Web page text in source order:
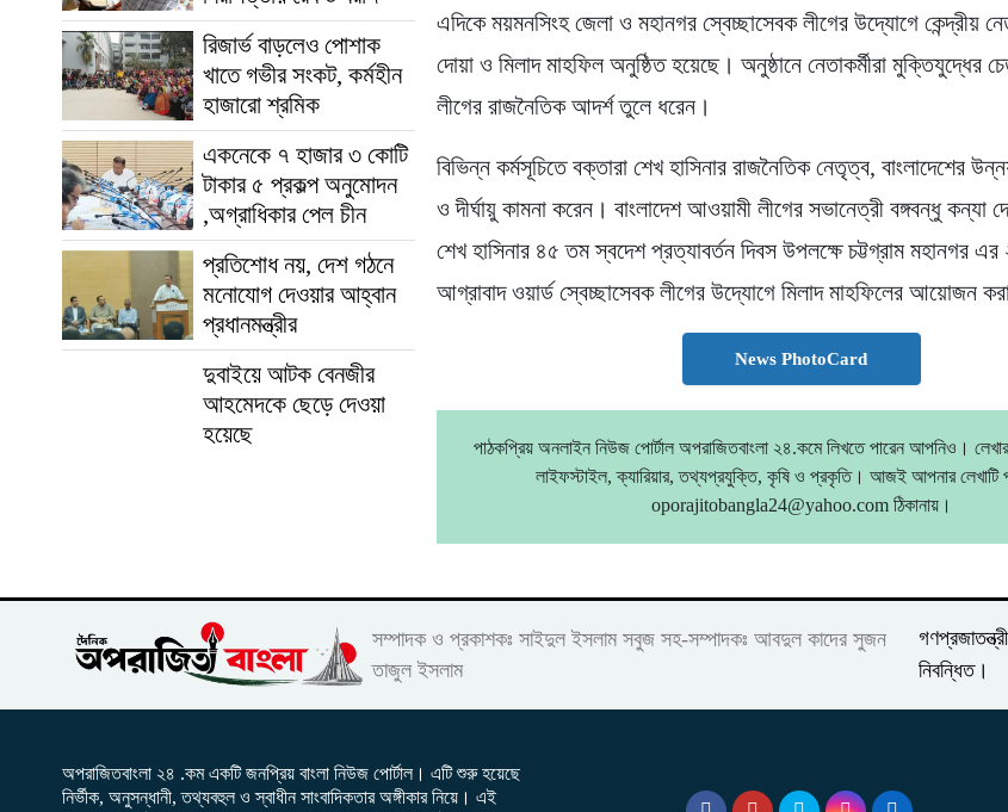
রিজার্ভ বাড়লেও পোশাক
খাতে গভীর সংকট, কর্মহীন
হাজারো শ্রমিক
একনেকে ৭ হাজার ৩ কোটি
টাকার ৫ প্রকল্প অনুমোদন
,অগ্রাধিকার পেল চীন
প্রতিশোধ নয়, দেশ গঠনে
মনোযোগ দেওয়ার আহ্বান
প্রধানমন্ত্রীর
দুবাইয়ে আটক বেনজীর
আহমেদকে ছেড়ে দেওয়া
হয়েছে
এদিকে ময়মনসিংহ জেলা ও মহানগর স্বেচ্ছাসেবক লীগের উদ্যোগে কেন্দ্রীয়
দোয়া ও মিলাদ মাহফিল অনুষ্ঠিত হয়েছে। অনুষ্ঠানে নেতাকর্মীরা মুক্তিযুদ্ধের
লীগের রাজনৈতিক আদর্শ তুলে ধরেন।
বিভিন্ন কর্মসূচিতে বক্তারা শেখ হাসিনার রাজনৈতিক নেতৃত্ব, বাংলাদেশের
ও দীর্ঘায়ু কামনা করেন। বাংলাদেশ আওয়ামী লীগের সভানেত্রী বঙ্গবন্ধু কন্যা
শেখ হাসিনার ৪৫ তম স্বদেশ প্রত্যাবর্তন দিবস উপলক্ষে চট্টগ্রাম মহানগর
আগ্রাবাদ ওয়ার্ড স্বেচ্ছাসেবক লীগের উদ্যোগে মিলাদ মাহফিলের আয়োজন
News PhotoCard
পাঠকপ্রিয় অনলাইন নিউজ পোর্টাল অপরাজিতবাংলা ২৪.কমে লিখতে পারেন আপনিও।
লাইফস্টাইল, ক্যারিয়ার, তথ্যপ্রযুক্তি, কৃষি ও প্রকৃতি। আজই আপনার লেখাটি
oporajitobangla24@yahoo.com ঠিকানায়।
সম্পাদক ও প্রকাশকঃ সাইদুল ইসলাম সবুজ সহ-সম্পাদকঃ আবদুল কাদের সুজন
তাজুল ইসলাম
নিবন্ধিত।
অপরাজিতবাংলা ২৪ .কম একটি জনপ্রিয় বাংলা নিউজ পোর্টাল। এটি শুরু হয়েছে
নির্ভীক, অনুসন্ধানী, তথ্যবহুল ও স্বাধীন সাংবাদিকতার অঙ্গীকার নিয়ে। এই